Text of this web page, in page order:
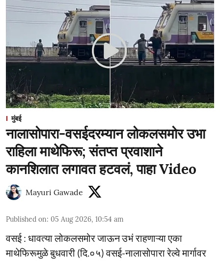
मुंबई
नालासोपारा-वसईदरम्यान लोकलसमोर उभा
राहिला माथेफिरू; संतप्त प्रवाशाने
कानशिलात लगावत हटवलं, पाहा Video
Mayuri Gawade
Published on: 05 Aug 2026, 10:54 am
वसई : धावत्या लोकलसमोर जाऊन उभं राहणाऱ्या एका
माथेफिरूमुळे बुधवारी (दि.०५) वसई-नालासोपारा रेल्वे मार्गावर